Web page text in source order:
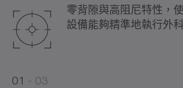
零背隙與高阻尼特性，
設備能夠精準地執行外
01
03